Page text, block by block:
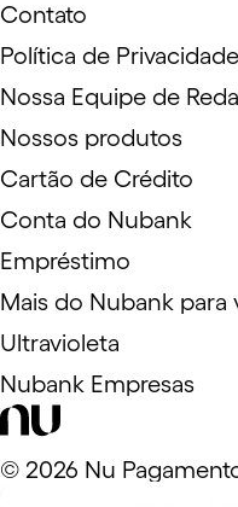
Contato
Política de Privacidade
Nossa Equipe de
Nossos produtos
Cartão de Crédito
Conta do Nubank
Empréstimo
Mais do Nubank para
Ultravioleta
Nubank Empresas
© 2026 Nu